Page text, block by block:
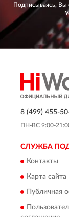
Подписываясь, Вы
8 (499) 455-
ПН-ВС 9:00-
СЛУЖБА
Контакты
Карта сайта
Публичная